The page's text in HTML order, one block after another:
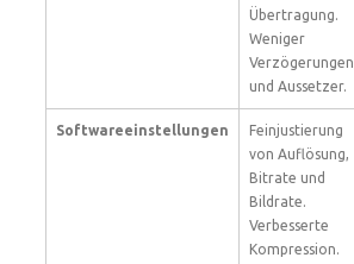
Übertragung.
Weniger
Verzögerungen
und Aussetzer.
Softwareeinstellungen
Feinjustierung
von Auflösung,
Bitrate und
Bildrate.
Verbesserte
Kompression.